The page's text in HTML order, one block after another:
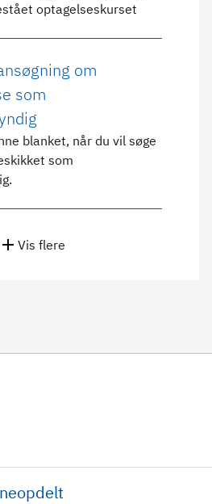
optagelseskurset
om
som
blanket, når du vil søge
som
Vis flere